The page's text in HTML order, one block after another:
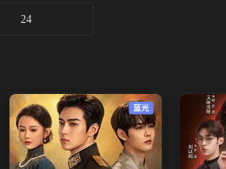
24
蓝光